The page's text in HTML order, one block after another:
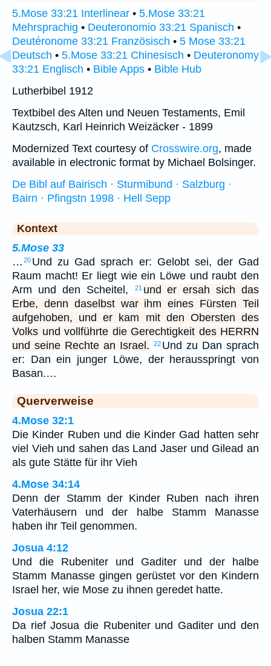
5.Mose 33:21 Interlinear • 5.Mose 33:21
Mehrsprachig • Deuteronomio 33:21 Spanisch •
Deutéronome 33:21 Französisch • 5 Mose 33:21
Deutsch • 5.Mose 33:21 Chinesisch • Deuteronomy
33:21 Englisch • Bible Apps • Bible Hub
Lutherbibel 1912
Textbibel des Alten und Neuen Testaments, Emil
Kautzsch, Karl Heinrich Weizäcker - 1899
Modernized Text courtesy of Crosswire.org, made
available in electronic format by Michael Bolsinger.
De Bibl auf Bairisch · Sturmibund · Salzburg ·
Bairn · Pfingstn 1998 · Hell Sepp
Kontext
5.Mose 33
… 20 Und zu Gad sprach er: Gelobt sei, der Gad
Raum macht! Er liegt wie ein Löwe und raubt den
Arm und den Scheitel,
21 und er ersah sich das
Erbe, denn daselbst war ihm eines Fürsten Teil
aufgehoben, und er kam mit den Obersten des
Volks und vollführte die Gerechtigkeit des HERRN
und seine Rechte an Israel.
22 Und zu Dan sprach
er: Dan ein junger Löwe, der herausspringt von
Basan.…
Querverweise
4.Mose 32:1
Die Kinder Ruben und die Kinder Gad hatten sehr
viel Vieh und sahen das Land Jaser und Gilead an
als gute Stätte für ihr Vieh
4.Mose 34:14
Denn der Stamm der Kinder Ruben nach ihren
Vaterhäusern und der halbe Stamm Manasse
haben ihr Teil genommen.
Josua 4:12
Und die Rubeniter und Gaditer und der halbe
Stamm Manasse gingen gerüstet vor den Kindern
Israel her, wie Mose zu ihnen geredet hatte.
Josua 22:1
Da rief Josua die Rubeniter und Gaditer und den
halben Stamm Manasse